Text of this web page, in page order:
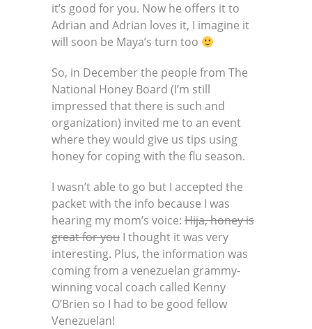
it’s good for you. Now he offers it to
Adrian and Adrian loves it, I imagine it
will soon be Maya’s turn too
So, in December the people from The
National Honey Board (I’m still
impressed that there is such and
organization) invited me to an event
where they would give us tips using
honey for coping with the flu season.
I wasn’t able to go but I accepted the
packet with the info because I was
hearing my mom’s voice: Hija, honey is
great for you I thought it was very
interesting. Plus, the information was
coming from a venezuelan grammy-
winning vocal coach called Kenny
O’Brien so I had to be good fellow
Venezuelan!